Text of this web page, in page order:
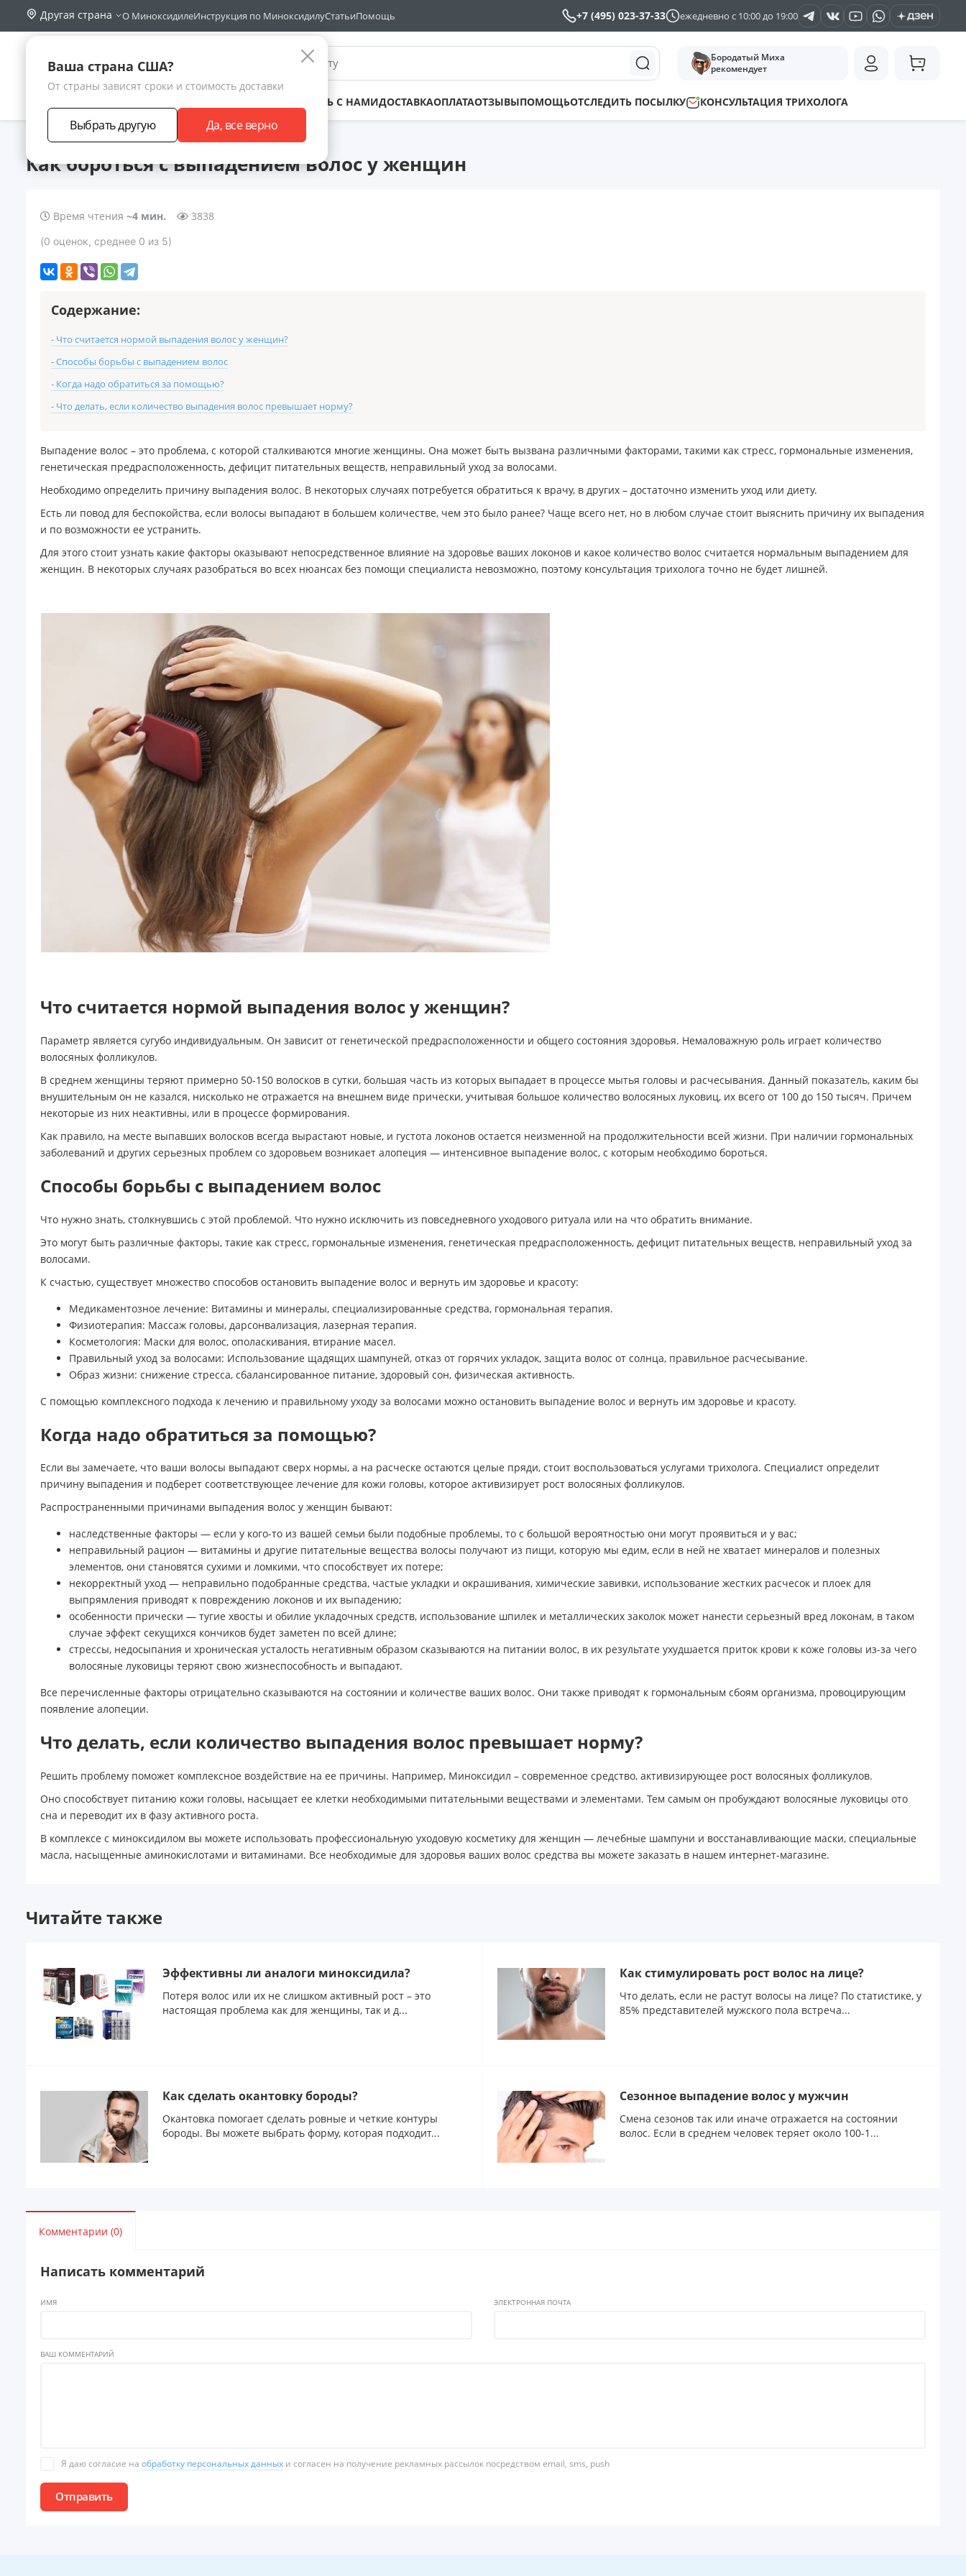
Другая страна
Ваша страна США?
От страны зависят сроки и стоимость доставки
Выбрать другую Да, все верно
О МиноксидилеИнструкция по МиноксидилуСтатьиПомощь +7 (495) 023-37-33 ежедневно с 10:00 до 19:00
Поиск по сайту
Бородатый Миха
рекомендует
ЗАРАБОТАТЬ С НАМИДОСТАВКАОПЛАТАОТЗЫВЫПОМОЩЬОТСЛЕДИТЬ ПОСЫЛКУ КОНСУЛЬТАЦИЯ ТРИХОЛОГА
Главная Как бороться с выпадением волос у женщин
Как бороться с выпадением волос у женщин
Время чтения ~4 мин. 3838
(0 оценок, среднее 0 из 5)
Содержание:
- Что считается нормой выпадения волос у женщин?
- Способы борьбы с выпадением волос
- Когда надо обратиться за помощью?
- Что делать, если количество выпадения волос превышает норму?
Выпадение волос – это проблема, с которой сталкиваются многие женщины. Она может быть вызвана различными факторами, такими как стресс, гормональные изменения,
генетическая предрасположенность, дефицит питательных веществ, неправильный уход за волосами.
Необходимо определить причину выпадения волос. В некоторых случаях потребуется обратиться к врачу, в других – достаточно изменить уход или диету.
Есть ли повод для беспокойства, если волосы выпадают в большем количестве, чем это было ранее? Чаще всего нет, но в любом случае стоит выяснить причину их выпадения
и по возможности ее устранить.
Для этого стоит узнать какие факторы оказывают непосредственное влияние на здоровье ваших локонов и какое количество волос считается нормальным выпадением для
женщин. В некоторых случаях разобраться во всех нюансах без помощи специалиста невозможно, поэтому консультация трихолога точно не будет лишней.
Что считается нормой выпадения волос у женщин?
Параметр является сугубо индивидуальным. Он зависит от генетической предрасположенности и общего состояния здоровья. Немаловажную роль играет количество
волосяных фолликулов.
В среднем женщины теряют примерно 50-150 волосков в сутки, большая часть из которых выпадает в процессе мытья головы и расчесывания. Данный показатель, каким бы
внушительным он не казался, нисколько не отражается на внешнем виде прически, учитывая большое количество волосяных луковиц, их всего от 100 до 150 тысяч. Причем
некоторые из них неактивны, или в процессе формирования.
Как правило, на месте выпавших волосков всегда вырастают новые, и густота локонов остается неизменной на продолжительности всей жизни. При наличии гормональных
заболеваний и других серьезных проблем со здоровьем возникает алопеция — интенсивное выпадение волос, с которым необходимо бороться.
Способы борьбы с выпадением волос
Что нужно знать, столкнувшись с этой проблемой. Что нужно исключить из повседневного уходового ритуала или на что обратить внимание.
Это могут быть различные факторы, такие как стресс, гормональные изменения, генетическая предрасположенность, дефицит питательных веществ, неправильный уход за
волосами.
К счастью, существует множество способов остановить выпадение волос и вернуть им здоровье и красоту:
Медикаментозное лечение: Витамины и минералы, специализированные средства, гормональная терапия.
Физиотерапия: Массаж головы, дарсонвализация, лазерная терапия.
Косметология: Маски для волос, ополаскивания, втирание масел.
Правильный уход за волосами: Использование щадящих шампуней, отказ от горячих укладок, защита волос от солнца, правильное расчесывание.
Образ жизни: снижение стресса, сбалансированное питание, здоровый сон, физическая активность.
С помощью комплексного подхода к лечению и правильному уходу за волосами можно остановить выпадение волос и вернуть им здоровье и красоту.
Когда надо обратиться за помощью?
Если вы замечаете, что ваши волосы выпадают сверх нормы, а на расческе остаются целые пряди, стоит воспользоваться услугами трихолога. Специалист определит
причину выпадения и подберет соответствующее лечение для кожи головы, которое активизирует рост волосяных фолликулов.
Распространенными причинами выпадения волос у женщин бывают:
наследственные факторы — если у кого-то из вашей семьи были подобные проблемы, то с большой вероятностью они могут проявиться и у вас;
неправильный рацион — витамины и другие питательные вещества волосы получают из пищи, которую мы едим, если в ней не хватает минералов и полезных
элементов, они становятся сухими и ломкими, что способствует их потере;
некорректный уход — неправильно подобранные средства, частые укладки и окрашивания, химические завивки, использование жестких расчесок и плоек для
выпрямления приводят к повреждению локонов и их выпадению;
особенности прически — тугие хвосты и обилие укладочных средств, использование шпилек и металлических заколок может нанести серьезный вред локонам, в таком
случае эффект секущихся кончиков будет заметен по всей длине;
стрессы, недосыпания и хроническая усталость негативным образом сказываются на питании волос, в их результате ухудшается приток крови к коже головы из-за чего
волосяные луковицы теряют свою жизнеспособность и выпадают.
Все перечисленные факторы отрицательно сказываются на состоянии и количестве ваших волос. Они также приводят к гормональным сбоям организма, провоцирующим
появление алопеции.
Что делать, если количество выпадения волос превышает норму?
Решить проблему поможет комплексное воздействие на ее причины. Например, Миноксидил – современное средство, активизирующее рост волосяных фолликулов.
Оно способствует питанию кожи головы, насыщает ее клетки необходимыми питательными веществами и элементами. Тем самым он пробуждают волосяные луковицы ото
сна и переводит их в фазу активного роста.
В комплексе с миноксидилом вы можете использовать профессиональную уходовую косметику для женщин — лечебные шампуни и восстанавливающие маски, специальные
масла, насыщенные аминокислотами и витаминами. Все необходимые для здоровья ваших волос средства вы можете заказать в нашем интернет-магазине.
Читайте также
Эффективны ли аналоги миноксидила?
Потеря волос или их не слишком активный рост – это
настоящая проблема как для женщины, так и д...
Как стимулировать рост волос на лице?
Что делать, если не растут волосы на лице? По статистике, у
85% представителей мужского пола встреча...
Как сделать окантовку бороды?
Окантовка помогает сделать ровные и четкие контуры
бороды. Вы можете выбрать форму, которая подходит...
Сезонное выпадение волос у мужчин
Смена сезонов так или иначе отражается на состоянии
волос. Если в среднем человек теряет около 100-1...
Комментарии (0)
Написать комментарий
ИМЯ ЭЛЕКТРОННАЯ ПОЧТА
ВАШ КОММЕНТАРИЙ
Я даю согласие на обработку персональных данных и согласен на получение рекламных рассылок посредством email, sms, push
Отправить